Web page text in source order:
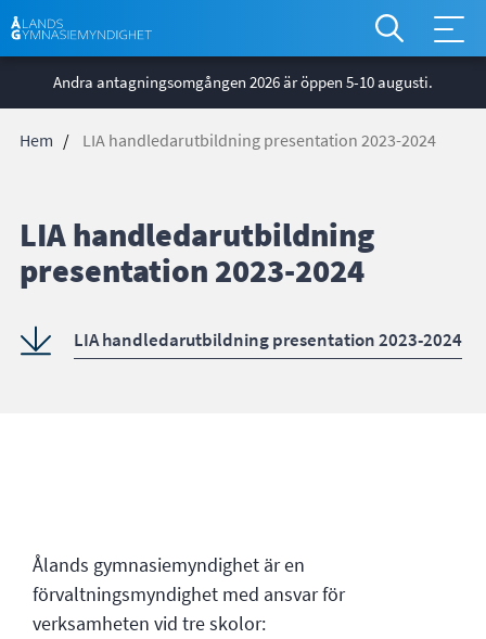
till
huvudinnehåll
Andra antagningsomgången 2026 är öppen 5-10 augusti.
*
global
Hem LIA handledarutbildning presentation 2023-2024
LIA handledarutbildning
presentation 2023-2024
LIA handledarutbildning presentation 2023-2024
Ålands gymnasiemyndighet är en
förvaltningsmyndighet med ansvar för
verksamheten vid tre skolor: